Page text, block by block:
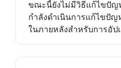
ขณะนี้ยังไม่มีวิธีแก้ไขปัญ
กำลังดำเนินการแก้ไขปั
ในภายหลังสำหรับการอัป